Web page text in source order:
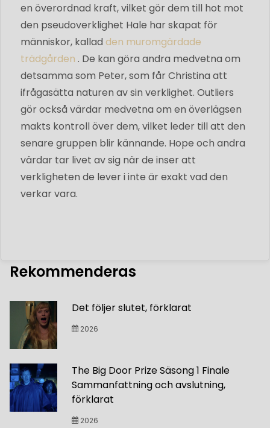
en överordnad kraft, vilket gör dem till hot mot
den pseudoverklighet Hale har skapat för
människor, kallad den muromgärdade
trädgården . De kan göra andra medvetna om
detsamma som Peter, som får Christina att
ifrågasätta naturen av sin verklighet. Outliers
gör också värdar medvetna om en överlägsen
makts kontroll över dem, vilket leder till att den
senare gruppen blir kännande. Hope och andra
värdar tar livet av sig när de inser att
verkligheten de lever i inte är exakt vad den
verkar vara.
Rekommenderas
Det följer slutet, förklarat
2026
The Big Door Prize Säsong 1 Finale
Sammanfattning och avslutning,
förklarat
2026